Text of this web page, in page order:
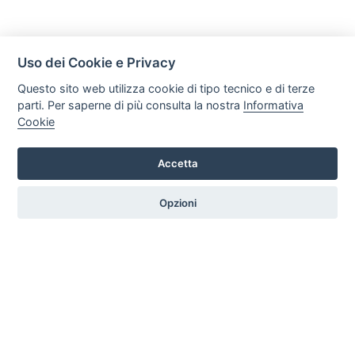
Mobili Di Palma
Via di Ogliara 89, 84135, Salerno
Tel. +39 089281193 / +39 3358372617 Email:
Uso dei Cookie e Privacy
Questo sito web utilizza cookie di tipo tecnico e di terze
parti. Per saperne di più consulta la nostra Informativa
Cookie
Accetta
Opzioni